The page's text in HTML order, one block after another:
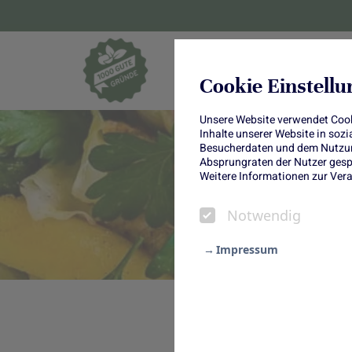
Cookie
Unsere Website verwendet
Inhalte unserer Website in
Besucherdaten und dem
Absprungraten der Nutzer
Weitere Informationen zur
Notwendig
Impressum